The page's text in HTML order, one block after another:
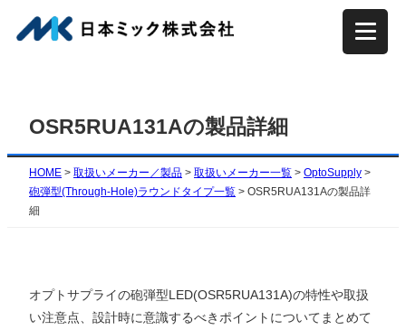
容
プ
OSR5RUA131Aの製品詳細
HOME > 取扱いメーカー／製品 > 取扱いメーカー一覧 > OptoSupply >
砲弾型(Through-Hole)ラウンドタイプ一覧 > OSR5RUA131Aの製品詳
細
オプトサプライの砲弾型LED(OSR5RUA131A)の特性や取扱
い注意点、設計時に意識するべきポイントについてまとめて